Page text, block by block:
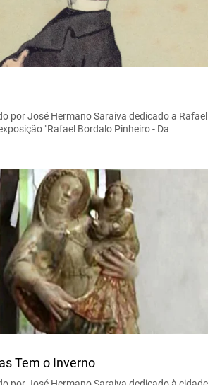
por José Hermano Saraiva dedicado a Rafael
"Rafael Bordalo Pinheiro - Da
Tem o Inverno